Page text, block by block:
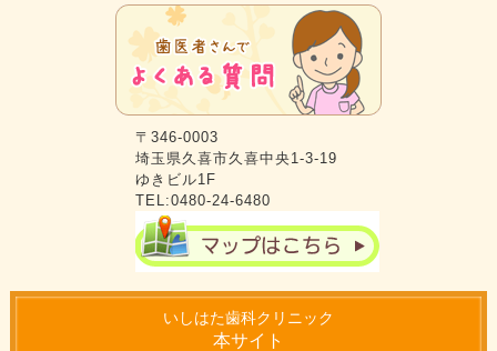
〒346-0003
埼玉県久喜市久喜中央1-3-19
ゆきビル1F
TEL:0480-24-6480
いしはた歯科クリニック
本サイト